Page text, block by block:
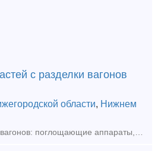
с разделки вагонов
области, Нижнем